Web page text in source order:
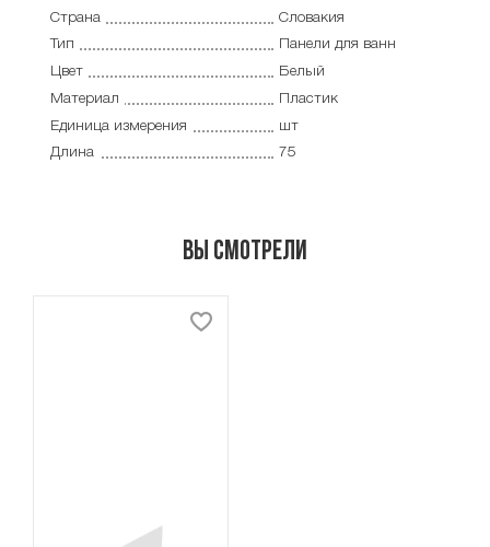
Страна
Словакия
Тип
Панели для ванн
Цвет
Белый
Материал
Пластик
Единица измерения
шт
Длина
75
Вы смотрели